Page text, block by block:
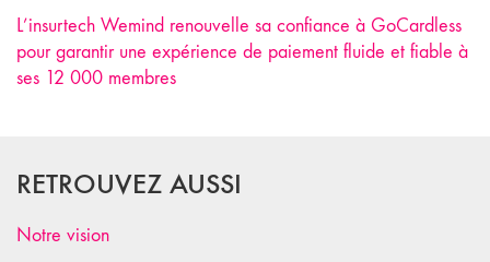
L’insurtech Wemind renouvelle sa confiance à GoCardless
pour garantir une expérience de paiement fluide et fiable à
ses 12 000 membres
RETROUVEZ AUSSI
Notre vision